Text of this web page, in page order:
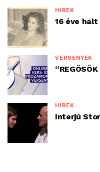
HÍREK
16 éve halt
VERSENYEK
HÍREK
Interjú